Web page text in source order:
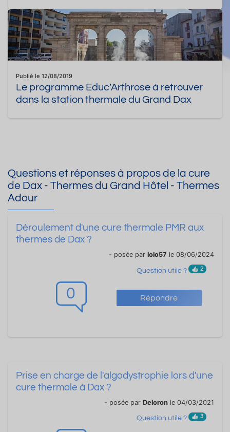
Publié le 12/08/2019
Le programme Educ’Arthrose à retrouver
dans la station thermale du Grand Dax
Questions et réponses à propos de la cure
de Dax - Thermes du Grand Hôtel - Thermes
Adour
0 Répondre
Déroulement d'une cure thermale PMR aux
thermes de Dax ?
- posée par lolo57 le 08/06/2024
Question utile ? 2
Prise en charge de l'algodystrophie lors d'une
cure thermale à Dax ?
- posée par Deloron le 04/03/2021
Question utile ? 3